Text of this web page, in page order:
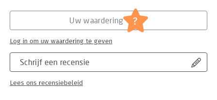
Mens en maatschappij
Schrijf een recensie
Lees ons recensiebeleid
Uw waardering ?
Log in om uw waardering te geven